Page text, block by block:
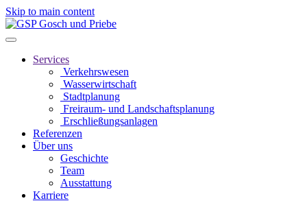
Skip to main content
Services
Verkehrswesen
Wasserwirtschaft
Stadtplanung
Freiraum- und Landschaftsplanung
Erschließungsanlagen
Referenzen
Über uns
Geschichte
Team
Ausstattung
Karriere